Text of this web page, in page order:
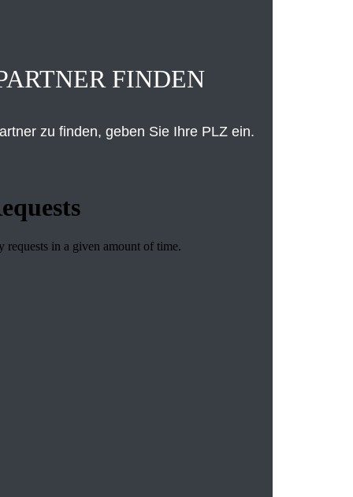
FINDEN
zu finden, geben Sie Ihre PLZ ein.